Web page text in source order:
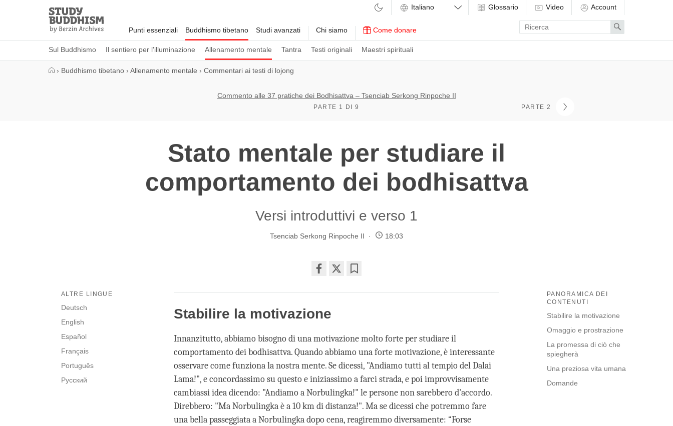
Study
Buddhism
Home
Punti essenziali Buddhismo tibetano
Sul Buddhismo Il sentiero per l'illuminazione Allenamento mentale Tantra Testi originali Maestri spirituali
Studi avanzati Chi siamo Come donare
Glossario Video Account
Enter
search
term
Search
› Buddhismo tibetano › Allenamento mentale › Commentari ai testi di lojong
Commento alle 37 pratiche dei Bodhisattva – Tsenciab Serkong Rinpoche II
PARTE 1 DI 9 PARTE 2
Stato mentale per studiare il
comportamento dei bodhisattva
Versi introduttivi e verso 1
Tsenciab Serkong Rinpoche II 18:03
on
facebook
PANORAMICA DEI
CONTENUTI
Stabilire la motivazione
Omaggio e prostrazione
La promessa di ciò che
spiegherà
Una preziosa vita umana
Domande
ALTRE LINGUE
Deutsch
English
Español
Français
Português
Русский
Stabilire la motivazione
Innanzitutto, abbiamo bisogno di una motivazione molto forte per studiare il
comportamento dei bodhisattva. Quando abbiamo una forte motivazione, è interessante
osservare come funziona la nostra mente. Se dicessi, "Andiamo tutti al tempio del Dalai
Lama!", e concordassimo su questo e iniziassimo a farci strada, e poi improvvisamente
cambiassi idea dicendo: "Andiamo a Norbulingka!" le persone non sarebbero d'accordo.
Direbbero: "Ma Norbulingka è a 10 km di distanza!". Ma se dicessi che potremmo fare
una bella passeggiata a Norbulingka dopo cena, reagiremmo diversamente: “Forse